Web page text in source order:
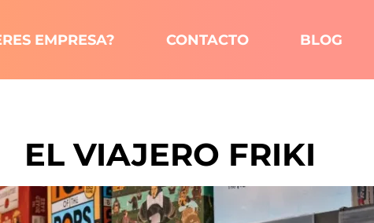
EMPRESA? CONTACTO BLOG
EL VIAJERO FRIKI